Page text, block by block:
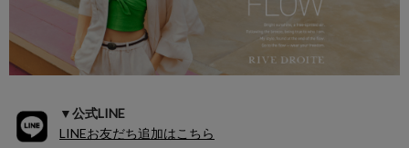
▼公式LINE
LINEお友だち追加はこちら